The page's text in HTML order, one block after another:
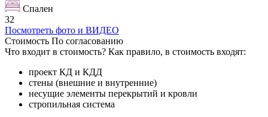
Спален
32
Посмотреть фото и ВИДЕО
Стоимость По согласованию
Что входит в стоимость? Как правило, в стоимость входят:
проект КД и КДД
стены (внешние и внутренние)
несущие элементы перекрытий и кровли
стропильная система